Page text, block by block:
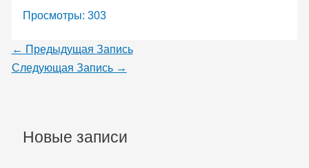
Просмотры: 303
← Предыдущая Запись
Следующая Запись →
Новые записи